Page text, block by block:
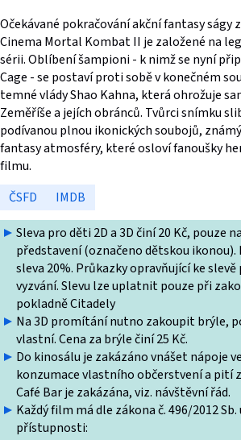
Sleva pro děti 2D a 3D činí 20 Kč, pouze
představení (označeno dětskou
sleva 20%. Průkazky opravňující ke
vyzvání. Slevu lze uplatnit pouze při
pokladně Citadely
Na 3D promítání nutno zakoupit brýle,
vlastní. Cena za brýle činí 25 Kč.
Do kinosálu je zakázáno vnášet nápoje
konzumace vlastního občerstvení a pití
Café Bar je zakázána, viz. návštěvní řád.
Každý film má dle zákona č. 496/2012
přístupnosti:
Očekávané pokračování akční fantasy ságy
Cinema Mortal Kombat II je založené na
sérii. Oblíbení šampioni - k nimž se nyní
Cage - se postaví proti sobě v konečném
temné vlády Shao Kahna, která ohrožuje
Zeměříše a jejích obránců. Tvůrci snímku
podívanou plnou ikonických soubojů,
fantasy atmosféry, které osloví fanoušky
filmu.
ČSFD
IMDB